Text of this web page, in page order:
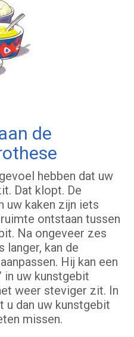
de
hebben dat uw
Dat klopt. De
uw kaken zijn iets
ontstaan tussen
Na ongeveer zes
langer, kan de
Hij kan een
in uw kunstgebit
weer steviger zit. In
u dan uw kunstgebit
missen.